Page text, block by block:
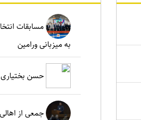
مسابقات
به میزبانی ورامین
حسن بختیاری
جمعی از